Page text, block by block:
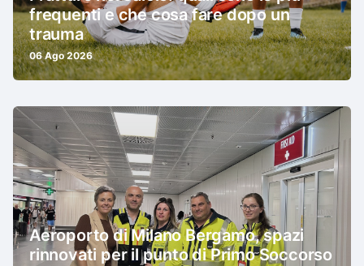
frequenti e che cosa fare dopo un
trauma
06 Ago 2026
Aeroporto di Milano Bergamo, spazi
rinnovati per il punto di Primo Soccorso